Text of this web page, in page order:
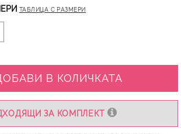
ТАБЛИЦА С РАЗМЕРИ
В КОЛИЧКАТА
ЗА КОМПЛЕКТ